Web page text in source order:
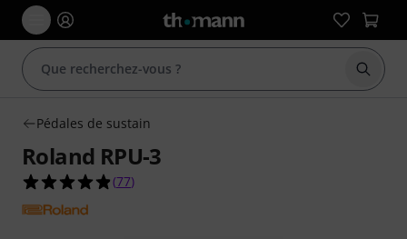
Pédales de sustain
Roland RPU-3
4.8 étoiles sur 5 d'après 77 évaluations clients
(77)